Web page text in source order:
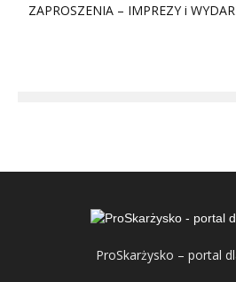
ZAPROSZENIA – IMPREZY i
ProSkarżysko – portal